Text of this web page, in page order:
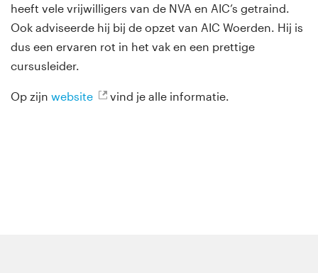
heeft vele vrijwilligers van de NVA en AIC’s getraind.
Ook adviseerde hij bij de opzet van AIC Woerden. Hij is
dus een ervaren rot in het vak en een prettige
cursusleider.
Op zijn website vind je alle informatie.